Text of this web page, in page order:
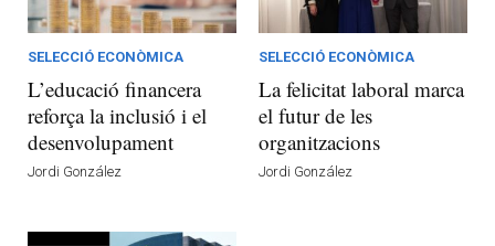
SELECCIÓ ECONÒMICA
L’educació financera
reforça la inclusió i el
desenvolupament
Jordi González
SELECCIÓ ECONÒMICA
La felicitat laboral marca
el futur de les
organitzacions
Jordi González